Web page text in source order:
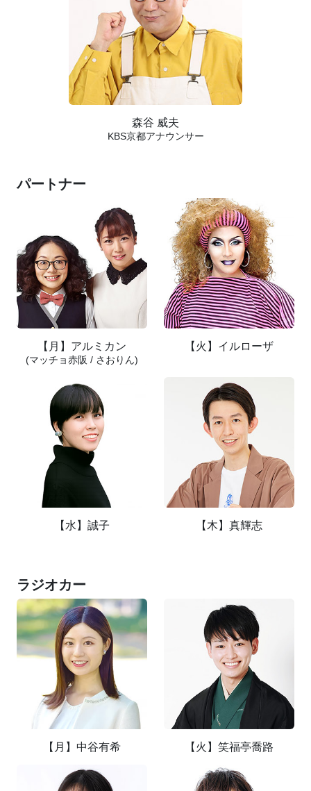
森谷 威夫
KBS京都アナウンサー
パートナー
【月】アルミカン
(マッチョ赤阪 / さおりん)
【火】イルローザ
【水】誠子 【木】真輝志
ラジオカー
【月】中谷有希 【火】笑福亭喬路